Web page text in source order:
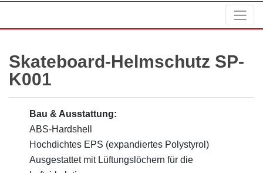
Skateboard-Helmschutz SP-
K001
Bau & Ausstattung:
ABS-Hardshell
Hochdichtes EPS (expandiertes Polystyrol)
Ausgestattet mit Lüftungslöchern für die